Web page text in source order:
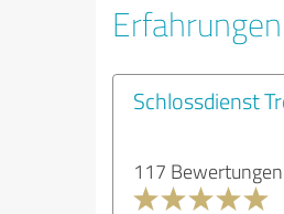
Schlossdienst
117 Bewertungen